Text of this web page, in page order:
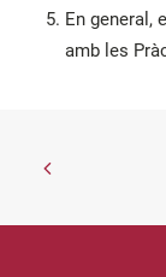
En general,
amb les